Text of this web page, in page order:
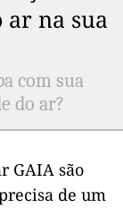
ar na sua
com sua
do ar?
GAIA são
de um